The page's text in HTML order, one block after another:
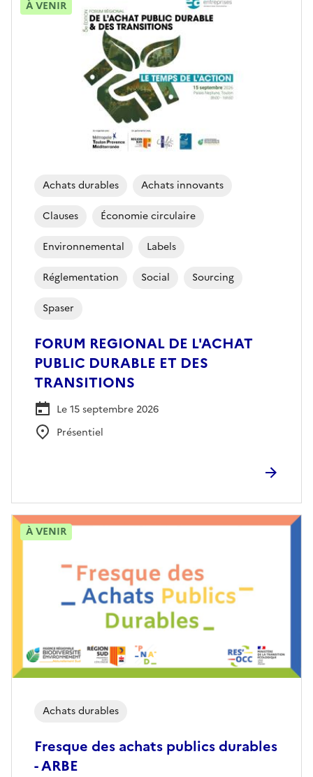
FORUM REGIONAL DE L'ACHAT
PUBLIC DURABLE ET DES
TRANSITIONS
Le 15 septembre 2026
Présentiel
Achats durables Achats innovants
Clauses Économie circulaire
Environnemental Labels
Réglementation Social Sourcing
Spaser
À VENIR
Fresque des achats publics durables
- ARBE
Achats durables
À VENIR